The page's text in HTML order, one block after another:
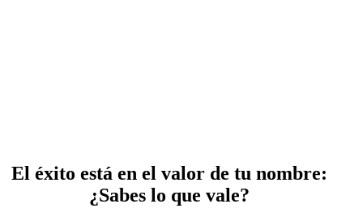
El éxito está en el valor de tu nombre:
¿Sabes lo que vale?